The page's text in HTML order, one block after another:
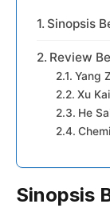
Sinopsis
Review
Yang
Xu
He
Sinopsis